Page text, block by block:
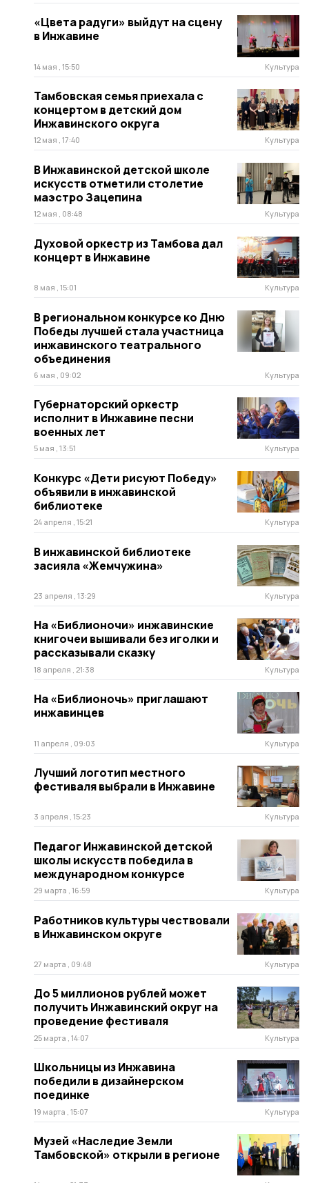
«Цвета радуги» выйдут на сцену
в Инжавине
14 мая , 15:50 Культура
Тамбовская семья приехала с
концертом в детский дом
Инжавинского округа
12 мая , 17:40 Культура
В Инжавинской детской школе
искусств отметили столетие
маэстро Зацепина
12 мая , 08:48 Культура
Духовой оркестр из Тамбова дал
концерт в Инжавине
8 мая , 15:01 Культура
В региональном конкурсе ко Дню
Победы лучшей стала участница
инжавинского театрального
объединения
6 мая , 09:02 Культура
Губернаторский оркестр
исполнит в Инжавине песни
военных лет
5 мая , 13:51 Культура
Конкурс «Дети рисуют Победу»
объявили в инжавинской
библиотеке
24 апреля , 15:21 Культура
В инжавинской библиотеке
засияла «Жемчужина»
23 апреля , 13:29 Культура
На «Библионочи» инжавинские
книгочеи вышивали без иголки и
рассказывали сказку
18 апреля , 21:38 Культура
На «Библионочь» приглашают
инжавинцев
11 апреля , 09:03 Культура
Лучший логотип местного
фестиваля выбрали в Инжавине
3 апреля , 15:23 Культура
Педагог Инжавинской детской
школы искусств победила в
международном конкурсе
29 марта , 16:59 Культура
Работников культуры чествовали
в Инжавинском округе
27 марта , 09:48 Культура
До 5 миллионов рублей может
получить Инжавинский округ на
проведение фестиваля
25 марта , 14:07 Культура
Школьницы из Инжавина
победили в дизайнерском
поединке
19 марта , 15:07 Культура
Музей «Наследие Земли
Тамбовской» открыли в регионе